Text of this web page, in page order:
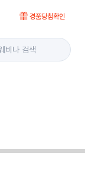
경품당첨확인